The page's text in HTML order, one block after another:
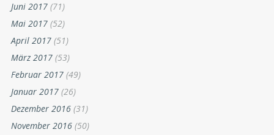
Juni 2017 (71)
Mai 2017 (52)
April 2017 (51)
März 2017 (53)
Februar 2017 (49)
Januar 2017 (26)
Dezember 2016 (31)
November 2016 (50)